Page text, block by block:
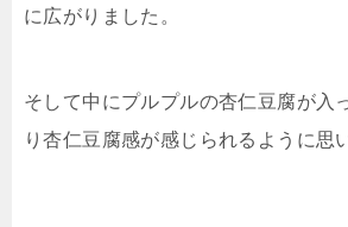
に広がりました。
そして中にプルプルの杏仁豆腐が入
り杏仁豆腐感が感じられるように思